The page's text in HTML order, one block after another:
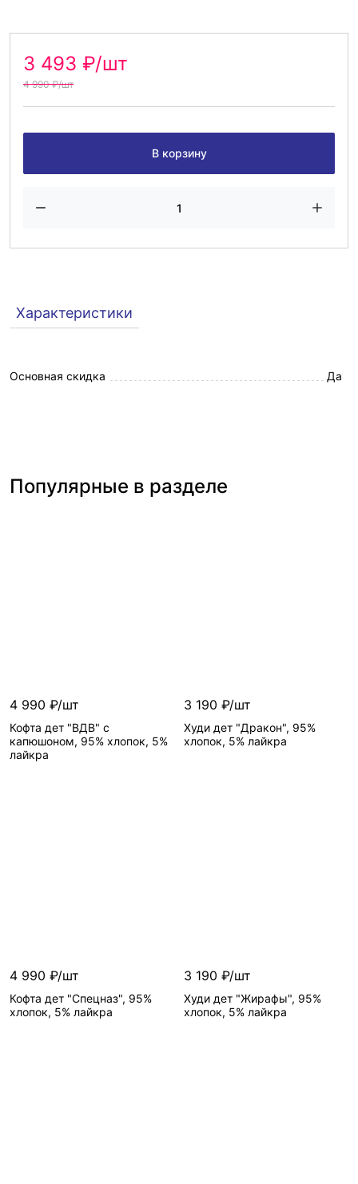
3 493 ₽/шт
4 990 ₽/шт
В корзину
Характеристики
Основная скидка Да
Популярные в разделе
4 990 ₽/шт
Кофта дет "ВДВ" с
капюшоном, 95% хлопок, 5%
лайкра
3 190 ₽/шт
Худи дет "Дракон", 95%
хлопок, 5% лайкра
4 990 ₽/шт
Кофта дет "Спецназ", 95%
хлопок, 5% лайкра
3 190 ₽/шт
Худи дет "Жирафы", 95%
хлопок, 5% лайкра